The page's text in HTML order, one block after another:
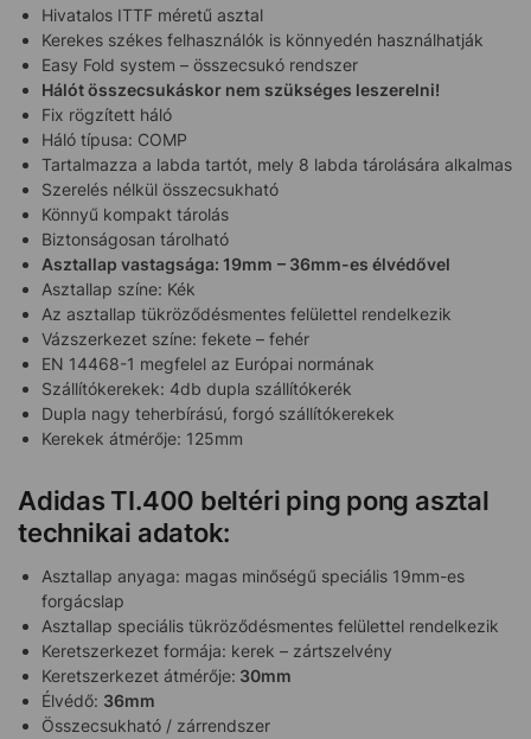
Hivatalos ITTF méretű asztal
Kerekes székes felhasználók is könnyedén használhatják
Easy Fold system – összecsukó rendszer
Hálót összecsukáskor nem szükséges leszerelni!
Fix rögzített háló
Háló típusa: COMP
Tartalmazza a labda tartót, mely 8 labda tárolására alkalmas
Szerelés nélkül összecsukható
Könnyű kompakt tárolás
Biztonságosan tárolható
Asztallap vastagsága: 19mm – 36mm-es élvédővel
Asztallap színe: Kék
Az asztallap tükröződésmentes felülettel rendelkezik
Vázszerkezet színe: fekete – fehér
EN 14468-1 megfelel az Európai normának
Szállítókerekek: 4db dupla szállítókerék
Dupla nagy teherbírású, forgó szállítókerekek
Kerekek átmérője: 125mm
Adidas TI.400 beltéri ping pong asztal
technikai adatok:
Asztallap anyaga: magas minőségű speciális 19mm-es
forgácslap
Asztallap speciális tükröződésmentes felülettel rendelkezik
Keretszerkezet formája: kerek – zártszelvény
Keretszerkezet átmérője: 30mm
Élvédő: 36mm
Összecsukható / zárrendszer